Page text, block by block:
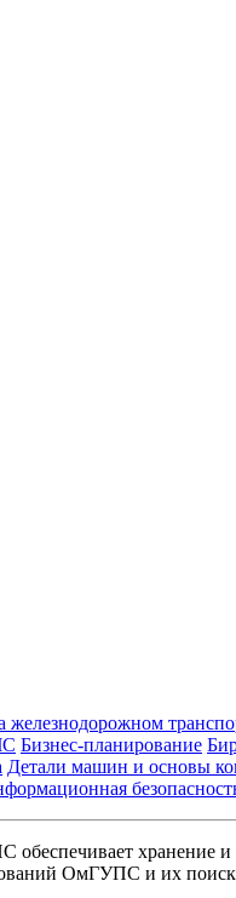
железнодорожном
Бизнес-планирование
Детали машин и основы
хранение
ОмГУПС и их